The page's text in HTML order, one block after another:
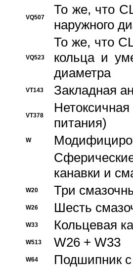
VQ507
То же, что
наружного
VQ523
То же, что
кольца и
диаметра
VT143 Закладная
VT378
питания)
W
канавки и
W20 Три
W26 Шесть
W33 Кольцевая
W513 W26 + W33
W64 Подшипник